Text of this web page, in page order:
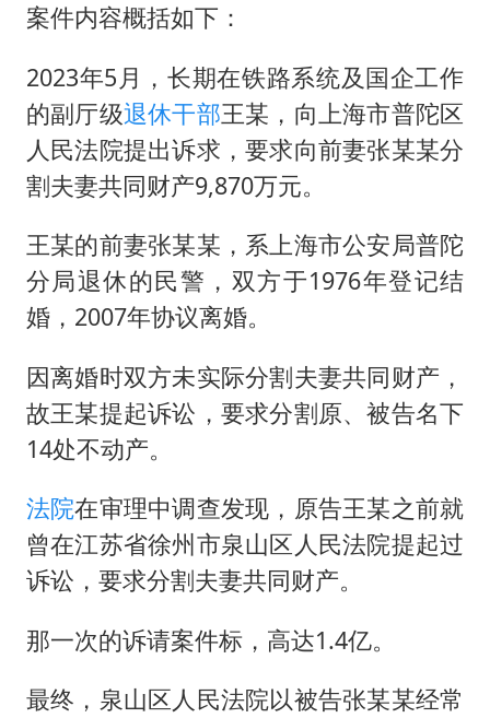
奋力开创中国式现代化建设新局面
案件内容概括如下：
2023年5月，长期在铁路系统及国企工作
的副厅级退休干部王某，向上海市普陀区
人民法院提出诉求，要求向前妻张某某分
割夫妻共同财产9,870万元。
王某的前妻张某某，系上海市公安局普陀
分局退休的民警，双方于1976年登记结
婚，2007年协议离婚。
因离婚时双方未实际分割夫妻共同财产，
故王某提起诉讼，要求分割原、被告名下
14处不动产。
法院在审理中调查发现，原告王某之前就
曾在江苏省徐州市泉山区人民法院提起过
诉讼，要求分割夫妻共同财产。
那一次的诉请案件标，高达1.4亿。
最终，泉山区人民法院以被告张某某经常